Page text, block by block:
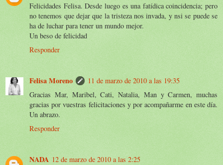
Felicidades Felisa. Desde luego es una fatídica coincidencia; pero
no tenemos que dejar que la tristeza nos invada, y nsi se puede se
ha de luchar para tener un mundo mejor.
Un beso de felicidad
Responder
Felisa Moreno
11 de marzo de 2010 a las 19:35
Gracias Mar, Maribel, Cati, Natalia, Man y Carmen, muchas
gracias por vuestras felicitaciones y por acompañarme en este día.
Un abrazo.
Responder
NADA 12 de marzo de 2010 a las 2:25